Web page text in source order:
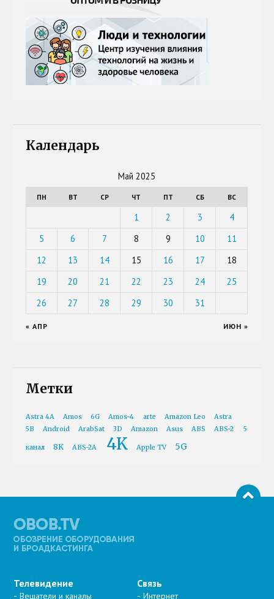
Календарь
Май 2025
ПН ВТ СР ЧТ ПТ СБ ВС
1 2 3
4
5
6 7 8 9 10
11
12
13 14 15 16 17
18
19
20 21 22 23 24
25
26
27 28 29 30 31
« АПР ИЮН »
Метки
Astra 4A Amos 6G Amos-4 arte Amazon Leo
Astra
5B
Android ArabSat 3D Amazon Asus ABS ABS-2 5
канал 8K ABS-2A 4K Apple TV 5G
Телевидение
Вещатели и каналы
Связь
Интернет